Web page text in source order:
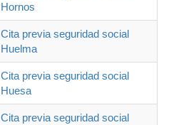
Hornos
Cita previa seguridad social
Huelma
Cita previa seguridad social
Huesa
Cita previa seguridad social